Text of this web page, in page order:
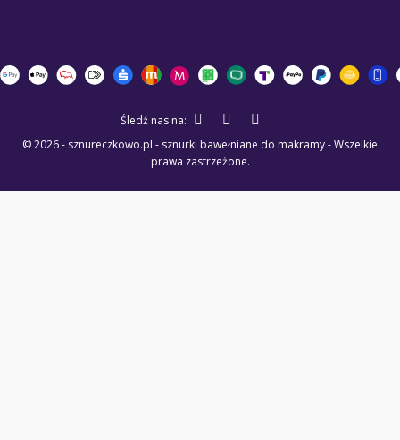
© 2026 - sznureczkowo.pl - sznurki bawełniane do makramy - Wszelkie
prawa zastrzeżone.
Śledź nas na: